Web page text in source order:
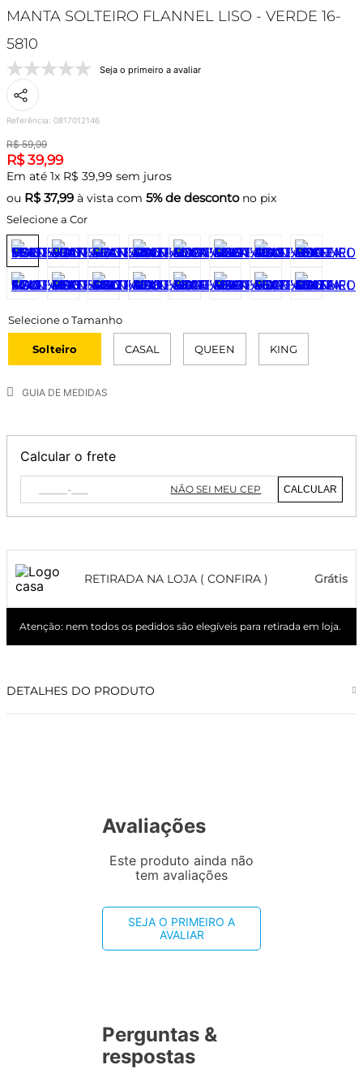
MANTA SOLTEIRO FLANNEL LISO - VERDE 16-
5810
Seja o primeiro a avaliar
Referência: 0817012146
R$ 59,99
R$ 39,99
Em até 1x R$ 39,99 sem juros
ou R$ 37,99 à vista com 5% de descontono pix
Selecione a Cor
Solteiro CASAL QUEEN KING
GUIA DE MEDIDAS
Calcular o frete
NÃO SEI MEU CEP CALCULAR
RETIRADA NA LOJA ( CONFIRA ) Grátis
Atenção: nem todos os pedidos são elegíveis para retirada em loja.
DETALHES DO PRODUTO
Avaliações
Este produto ainda não
tem avaliações
SEJA O PRIMEIRO A
AVALIAR
Perguntas &
respostas